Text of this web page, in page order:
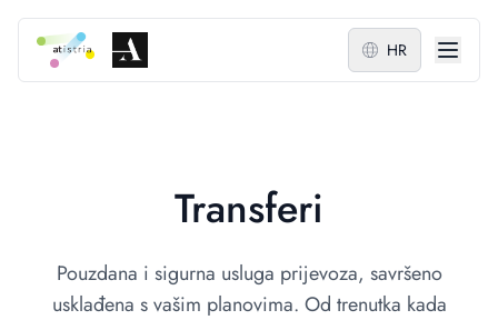
HR
Transferi
Pouzdana i sigurna usluga prijevoza, savršeno
usklađena s vašim planovima. Od trenutka kada